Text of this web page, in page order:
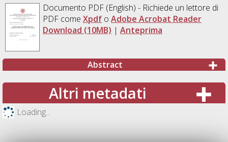
Documento PDF(English) - Richiede un lettore di
PDF come Xpdfo Adobe Acrobat Reader
Download (10MB) | Anteprima
Abstract
Altri metadati
Loading...